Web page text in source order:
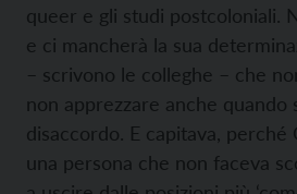
queer e gli studi postcoloniali.
e ci mancherà la sua
– scrivono le colleghe – che
non apprezzare anche quando
disaccordo. E capitava, perché
una persona che non faceva